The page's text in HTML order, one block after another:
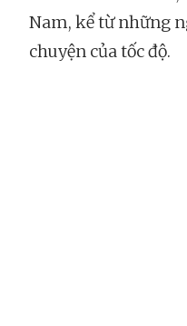
Nam, kể từ những
chuyện của tốc độ.